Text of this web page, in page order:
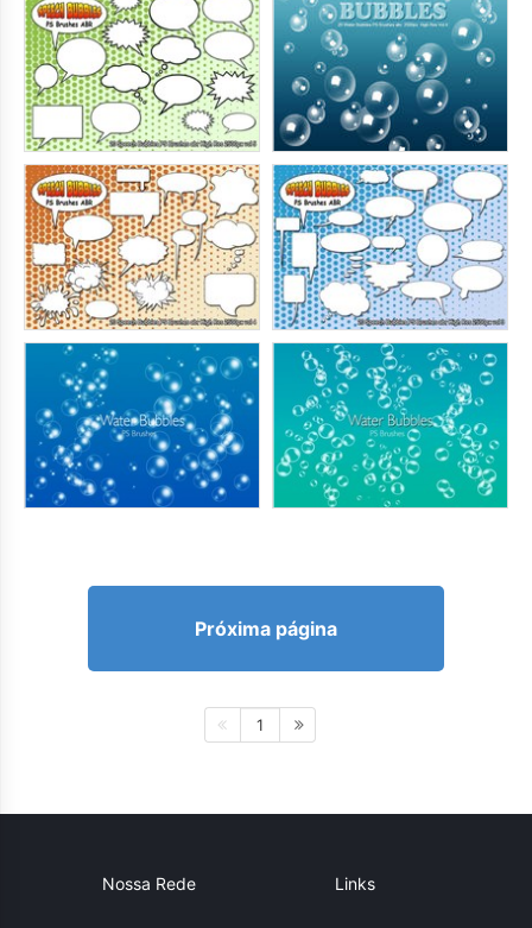
Próxima página
1
Nossa Rede Links